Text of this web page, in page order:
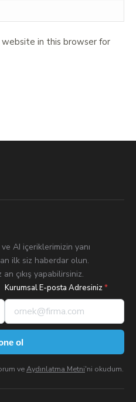
website in this browser for
AI içeriklerimizin yanı
ilk siz haberdar olun.
çıkış yapabilirsiniz.
Kurumsal E-posta Adresiniz*
ol
veAydınlatma Metni'ni okudum.